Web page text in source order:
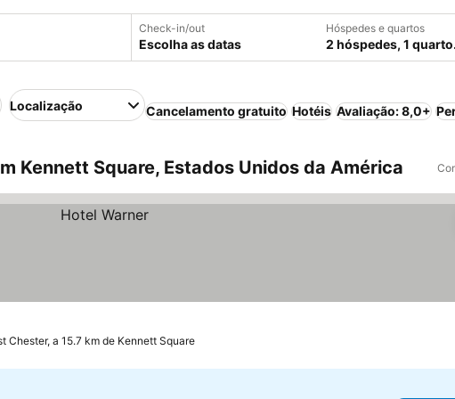
Check-in/out
Escolha as datas
Hóspedes e quartos
2 hóspedes, 1 quarto.
Localização Cancelamento gratuito Hotéis Avaliação: 8,0+
Kennett Square, Estados Unidos da América
Chester, a 15.7 km de Kennett Square